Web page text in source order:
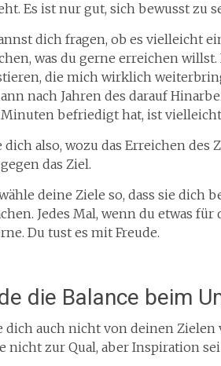
Es ist nur gut, sich bewusst zu
dich fragen, ob es vielleicht
was du gerne erreichen
die mich wirklich
nach Jahren des darauf
befriedigt hat, ist
dich also, wozu das Erreichen
das Ziel.
deine Ziele so, dass sie dich
Jedes Mal, wenn du etwas
Du tust es mit Freude.
die Balance beim
dich auch nicht von deinen Zielen
nicht zur Qual, aber Inspiration